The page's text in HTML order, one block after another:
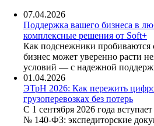
07.04.2026
Поддержка вашего бизнеса в
комплексные решения от Soft+
Как подснежники пробиваются
бизнес может уверенно расти
условий — с надежной
01.04.2026
ЭТрН 2026: Как пережить
грузоперевозках без потерь
С 1 сентября 2026 года
№ 140-ФЗ: экспедиторские